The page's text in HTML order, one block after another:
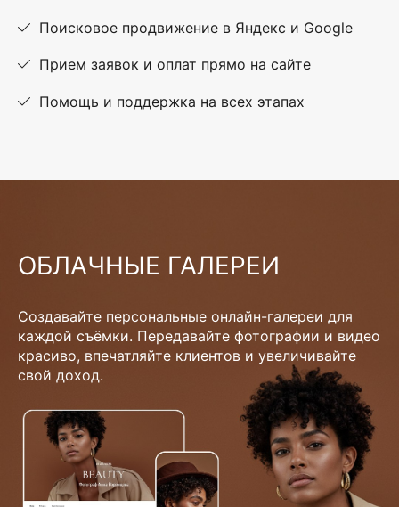
Поисковое продвижение в Яндекс и Google
Прием заявок и оплат прямо на сайте
Помощь и поддержка на всех этапах
ОБЛАЧНЫЕ ГАЛЕРЕИ
Создавайте персональные онлайн-галереи для
каждой съёмки. Передавайте фотографии и видео
красиво, впечатляйте клиентов и увеличивайте
свой доход.